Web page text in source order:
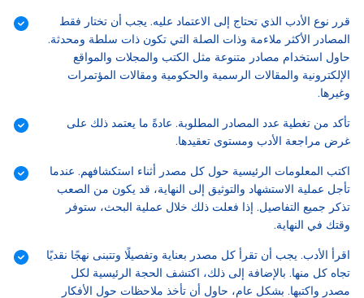
قرر نوع الأدب الذي تحتاج إلى الاعتماد عليه. يجب أن تختار فقط
المصادر الأكثر ملاءمة وذات الصلة التي تكون ذات سلطة ومحدثة.
حاول استخدام مصادر متنوعة مثل الكتب والمجلات والمواقع
الإلكترونية والمقالات الرسمية والحكومية ومقالات المؤتمرات
وغيرها.
تأكد من تغطية عدد المصادر المطلوبة. عادةً ما يعتمد ذلك على
غرض مراجعة الأدب ومستوى تعقيدها.
اكتب المعلومات الرئيسية حول كل مصدر أثناء استكشافهم. عندما
تأجل عملية الاستشهاد والتوثيق إلى النهاية، قد يكون من الصعب
تذكر جميع التفاصيل. إذا فعلت ذلك خلال عملية البحث، ستوفر
وقتك في النهاية.
اقرأ الأدب. يجب أن تقرأ كل مصدر بعناية وتفصيلًا وتتبنى نهجًا نقديًا
تجاه كل منها. بالإضافة إلى ذلك، اكتشف الحجة الرئيسية لكل
مصدر واكتبها. بشكل عام، حاول أن تأخذ ملاحظات حول الأفكار